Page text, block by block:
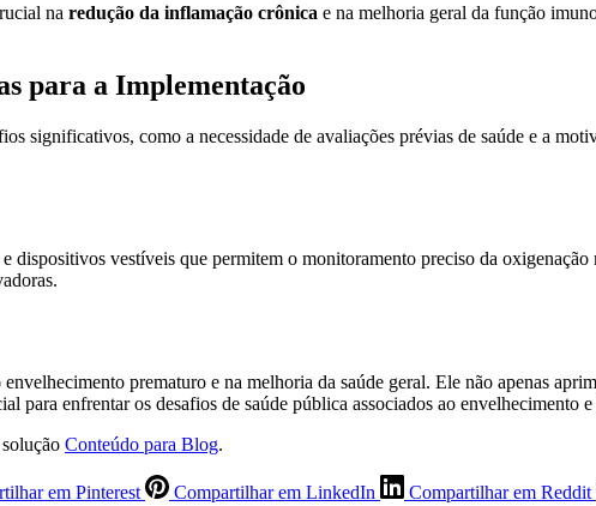
na redução da inflamação crônica e na melhoria geral da função
para a Implementação
significativos, como a necessidade de avaliações prévias de saúde e a
dispositivos vestíveis que permitem o monitoramento preciso da
prematuro e na melhoria da saúde geral. Ele não apenas
para enfrentar os desafios de saúde pública associados ao envelhecimento e
Conteúdo para Blog.
em Pinterest Compartilhar em LinkedIn Compartilhar em Reddit